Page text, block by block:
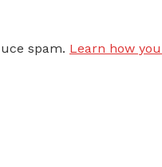
spam. Learn how